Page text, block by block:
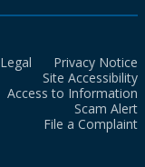
Legal
Privacy Notice
Site Accessibility
Access to Information
Scam Alert
File a Complaint